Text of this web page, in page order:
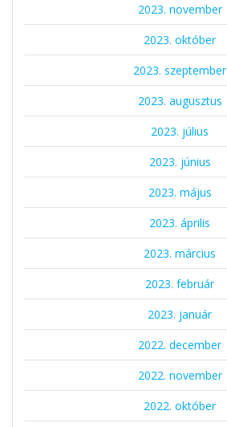
2023. november
2023. október
2023. szeptember
2023. augusztus
2023. július
2023. június
2023. május
2023. április
2023. március
2023. február
2023. január
2022. december
2022. november
2022. október